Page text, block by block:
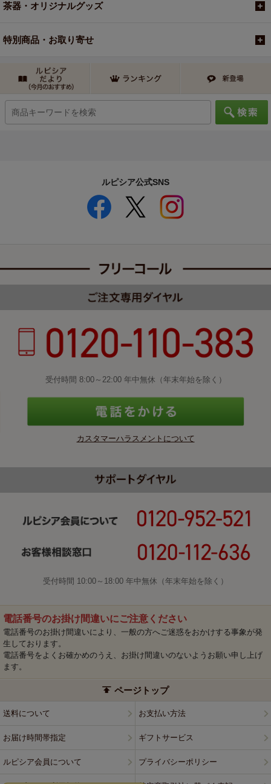
茶器・オリジナルグッズ
特別商品・お取り寄せ
ルピシア公式SNS
受付時間 8:00～22:00 年中無休（年末年始を除く）
カスタマーハラスメントについて
受付時間 10:00～18:00 年中無休（年末年始を除く）
電話番号のお掛け間違いにご注意ください
電話番号のお掛け間違いにより、一般の方へご迷惑をおかけする事象が発
生しております。
電話番号をよくお確かめのうえ、お掛け間違いのないようお願い申し上げ
ます。
ページトップ
送料について お支払い方法
お届け時間帯指定 ギフトサービス
ルピシア会員について プライバシーポリシー